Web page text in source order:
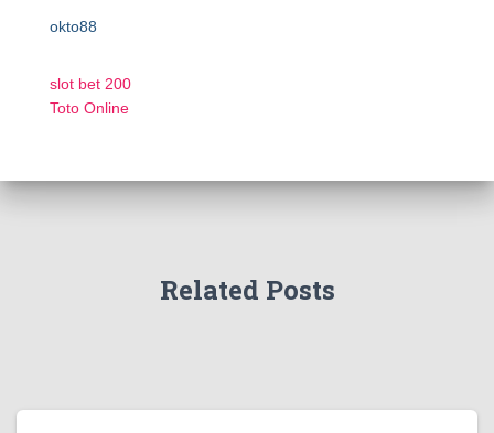
okto88
slot bet 200
Toto Online
Related Posts